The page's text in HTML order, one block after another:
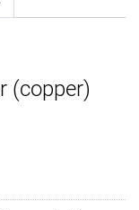
(copper)